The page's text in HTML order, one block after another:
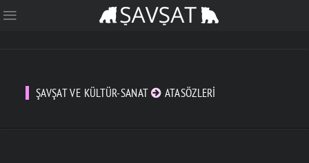
ŞAVŞAT VE KÜLTÜR-SANAT ATASÖZLERI